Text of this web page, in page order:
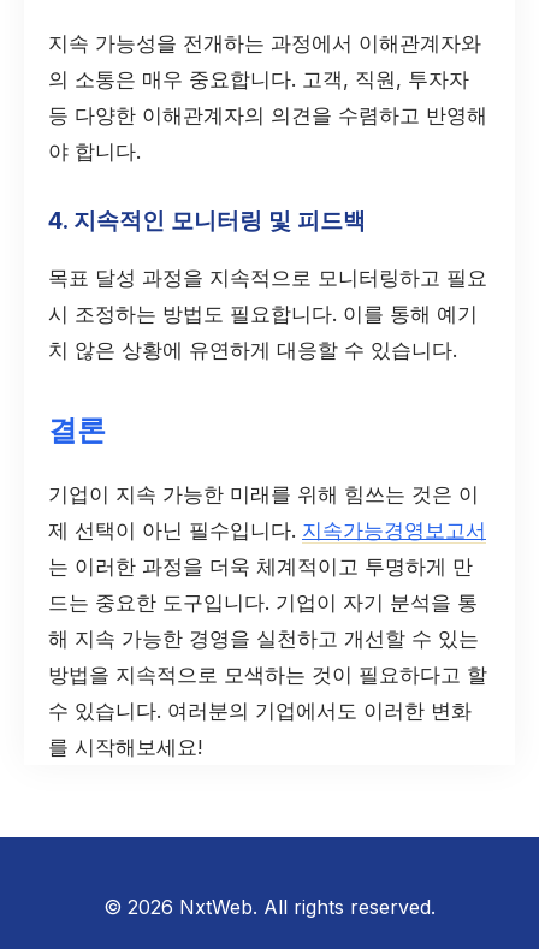
지속 가능성을 전개하는 과정에서 이해관계자와
의 소통은 매우 중요합니다. 고객, 직원, 투자자
등 다양한 이해관계자의 의견을 수렴하고 반영해
야 합니다.
4. 지속적인 모니터링 및 피드백
목표 달성 과정을 지속적으로 모니터링하고 필요
시 조정하는 방법도 필요합니다. 이를 통해 예기
치 않은 상황에 유연하게 대응할 수 있습니다.
결론
기업이 지속 가능한 미래를 위해 힘쓰는 것은 이
제 선택이 아닌 필수입니다. 지속가능경영보고서
는 이러한 과정을 더욱 체계적이고 투명하게 만
드는 중요한 도구입니다. 기업이 자기 분석을 통
해 지속 가능한 경영을 실천하고 개선할 수 있는
방법을 지속적으로 모색하는 것이 필요하다고 할
수 있습니다. 여러분의 기업에서도 이러한 변화
를 시작해보세요!
© 2026 NxtWeb. All rights reserved.